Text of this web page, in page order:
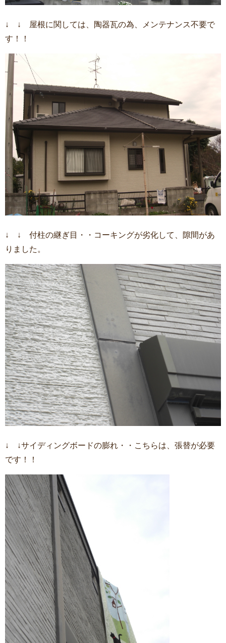
↓ ↓ 屋根に関しては、陶器瓦の為、メンテナンス不要で
す！！
↓ ↓ 付柱の継ぎ目・・コーキングが劣化して、隙間があ
りました。
↓ ↓サイディングボードの膨れ・・こちらは、張替が必要
です！！